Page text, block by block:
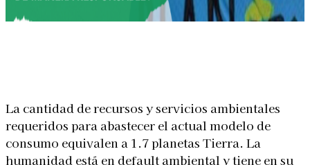
La cantidad de recursos y servicios ambientales
requeridos para abastecer el actual modelo de
consumo equivalen a 1.7 planetas Tierra. La
humanidad está en default ambiental y tiene en su